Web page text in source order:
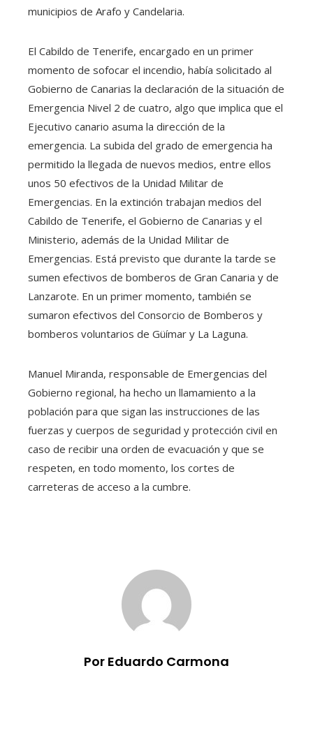
municipios de Arafo y Candelaria.
El Cabildo de Tenerife, encargado en un primer
momento de sofocar el incendio, había solicitado al
Gobierno de Canarias la declaración de la situación de
Emergencia Nivel 2 de cuatro, algo que implica que el
Ejecutivo canario asuma la dirección de la
emergencia. La subida del grado de emergencia ha
permitido la llegada de nuevos medios, entre ellos
unos 50 efectivos de la Unidad Militar de
Emergencias. En la extinción trabajan medios del
Cabildo de Tenerife, el Gobierno de Canarias y el
Ministerio, además de la Unidad Militar de
Emergencias. Está previsto que durante la tarde se
sumen efectivos de bomberos de Gran Canaria y de
Lanzarote. En un primer momento, también se
sumaron efectivos del Consorcio de Bomberos y
bomberos voluntarios de Güímar y La Laguna.
Manuel Miranda, responsable de Emergencias del
Gobierno regional, ha hecho un llamamiento a la
población para que sigan las instrucciones de las
fuerzas y cuerpos de seguridad y protección civil en
caso de recibir una orden de evacuación y que se
respeten, en todo momento, los cortes de
carreteras de acceso a la cumbre.
Por Eduardo Carmona